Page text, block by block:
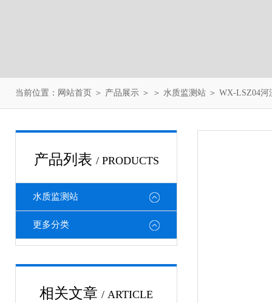
当前位置： 网站首页 ＞ 产品展示 ＞ ＞ 水质监测站 ＞ WX-LSZ04
产品列表 / PRODUCTS
水质监测站
更多分类
相关文章 / ARTICLE